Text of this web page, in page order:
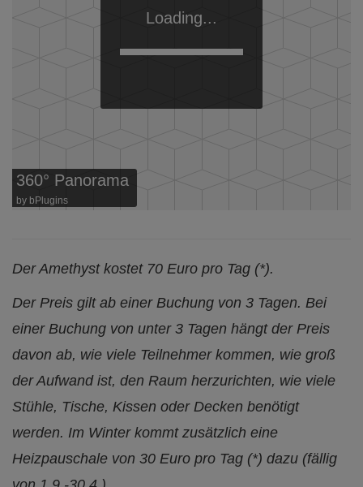
360° Panorama
by bPlugins
Loading...
Der Amethyst kostet 70 Euro pro Tag (*).
Der Preis gilt ab einer Buchung von 3 Tagen. Bei
einer Buchung von unter 3 Tagen hängt der Preis
davon ab, wie viele Teilnehmer kommen, wie groß
der Aufwand ist, den Raum herzurichten, wie viele
Stühle, Tische, Kissen oder Decken benötigt
werden. Im Winter kommt zusätzlich eine
Heizpauschale von 30 Euro pro Tag (*) dazu (fällig